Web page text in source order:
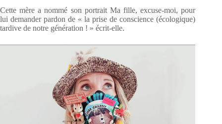
Cette mère a nommé son portrait Ma fille, excuse-moi, pour
lui demander pardon de « la prise de conscience (écologique)
tardive de notre génération ! » écrit-elle.